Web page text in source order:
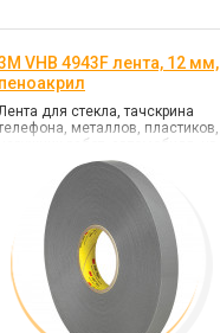
VHB 4943F лента, 12 мм,
пеноакрил
для стекла, тачскрина
металлов, пластиков,
наружних работ, автомобиля, цв.
серый, клей VHB (повышенной
прочности)